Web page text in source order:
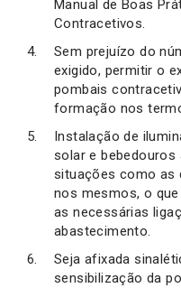
Manual de Boas
Contracetivos.
Sem prejuízo do
exigido, permitir o
pombais
formação nos
Instalação de
solar e
situações como as
nos mesmos, o
as necessárias
abastecimento.
Seja afixada
sensibilização da